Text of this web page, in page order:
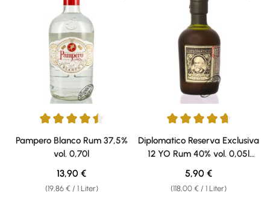
Durchschnittliche Bewertung von 4.5 von 5 Sternen
Pampero Blanco Rum 37,5%
vol. 0,70l
(19,86 € / 1 Liter)
Regulärer Preis:
13,90 €
Durchschnittliche Bewertung
Diplomatico Reserva Exclusiva
12 YO Rum 40% vol. 0,05l
Miniatur
(118,00 € / 1 Liter)
Regulärer Preis:
5,90 €